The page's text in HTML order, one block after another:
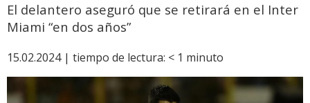
El delantero aseguró que se retirará en el Inter
Miami “en dos años”
15.02.2024 | tiempo de lectura: < 1 minuto